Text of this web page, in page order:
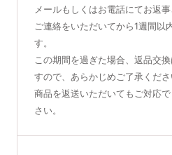
メールもしくはお電話にてお返事
ご連絡をいただいてから1週間以
す。
この期間を過ぎた場合、返品交
すので、あらかじめご了承くだ
商品を返送いただいてもご対応
さい。